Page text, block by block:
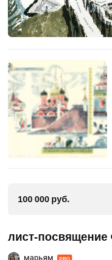
100 000 руб.
лист-посвящение
марьям PRO